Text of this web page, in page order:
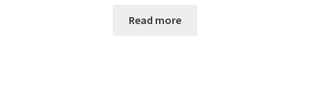
Read more